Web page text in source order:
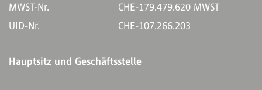
MWST-Nr.
CHE-179.479.620 MWST
UID-Nr.
CHE-107.266.203
Hauptsitz und Geschäftsstelle